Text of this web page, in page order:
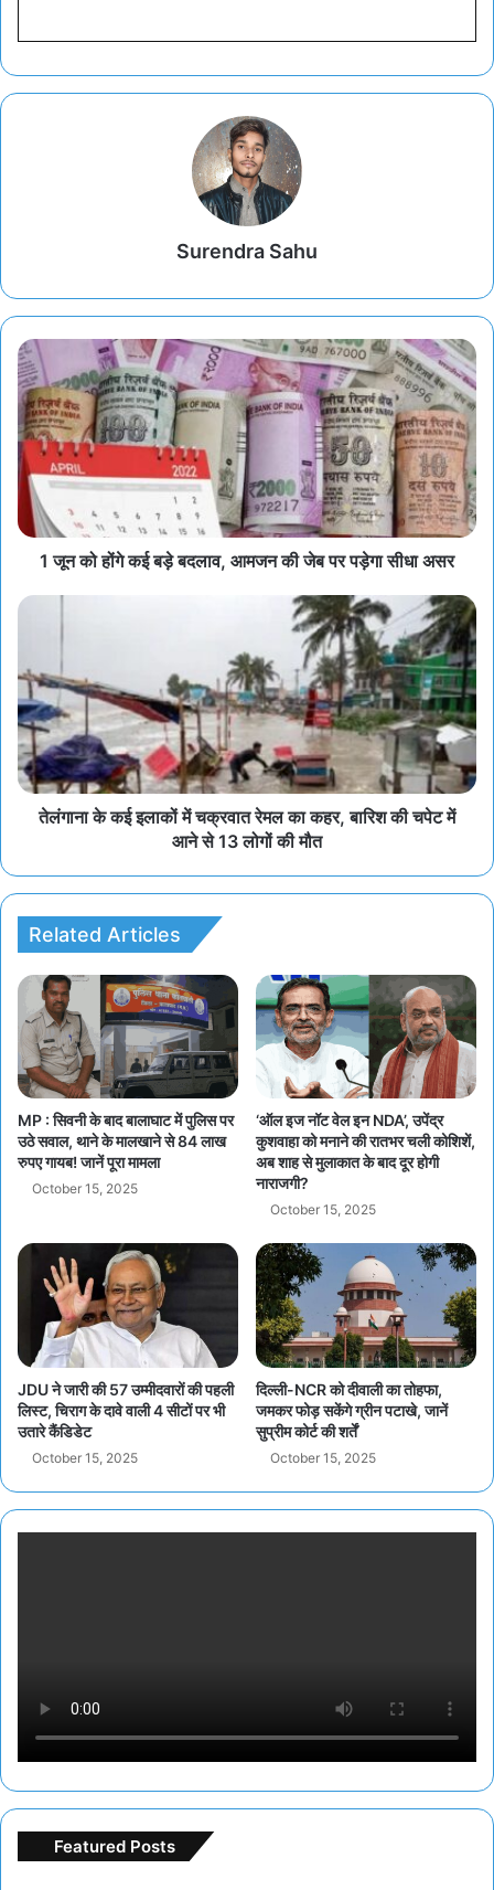
Surendra Sahu
1 जून को होंगे कई बड़े बदलाव, आमजन की जेब पर पड़ेगा सीधा असर
तेलंगाना के कई इलाकों में चक्रवात रेमल का कहर, बारिश की चपेट में
आने से 13 लोगों की मौत
Related Articles
MP : सिवनी के बाद बालाघाट में पुलिस पर
उठे सवाल, थाने के मालखाने से 84 लाख
रुपए गायब! जानें पूरा मामला
October 15, 2025
‘ऑल इज नॉट वेल इन NDA’, उपेंद्र
कुशवाहा को मनाने की रातभर चली कोशिशें,
अब शाह से मुलाकात के बाद दूर होगी
नाराजगी?
October 15, 2025
JDU ने जारी की 57 उम्मीदवारों की पहली
लिस्ट, चिराग के दावे वाली 4 सीटों पर भी
उतारे कैंडिडेट
October 15, 2025
दिल्ली-NCR को दीवाली का तोहफा,
जमकर फोड़ सकेंगे ग्रीन पटाखे, जानें
सुप्रीम कोर्ट की शर्तें
October 15, 2025
Featured Posts